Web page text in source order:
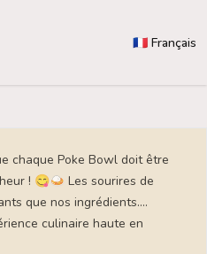
🇫🇷 Français
chaque Poke Bowl doit être
! 😋🍛 Les sourires de
que nos ingrédients....
culinaire haute en